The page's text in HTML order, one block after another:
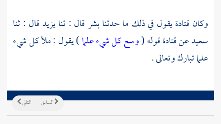
وكان قتادةيقول في ذلك ما حدثنابشرقال : ثنايزيدقال : ثنا
سعيدعنقتادةقوله (وسع كل شيء علما) يقول : ملأ كل شيء
علما تبارك وتعالى .
التالي السابق